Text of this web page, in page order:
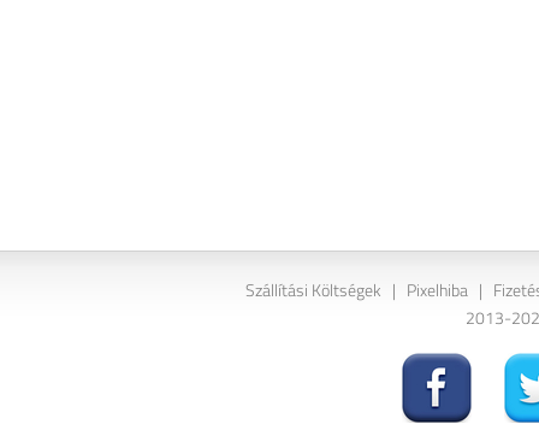
Szállítási Költségek | Pixelhiba |
2013-